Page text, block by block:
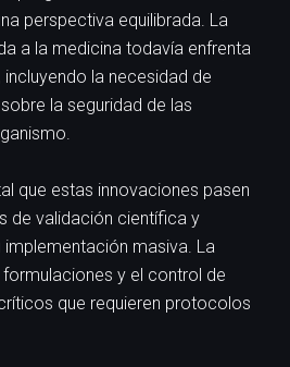
perspectiva equilibrada. La
a la medicina todavía enfrenta
la necesidad de
la seguridad de las
que estas innovaciones pasen
de validación científica y
masiva. La
y el control de
que requieren protocolos